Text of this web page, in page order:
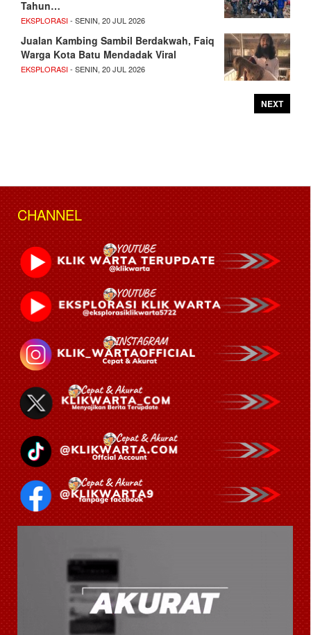
Tahun…
EKSPLORASI- SENIN, 20 JUL 2026
Jualan Kambing Sambil Berdakwah, Faiq
Warga Kota Batu Mendadak Viral
EKSPLORASI- SENIN, 20 JUL 2026
NEXT
CHANNEL